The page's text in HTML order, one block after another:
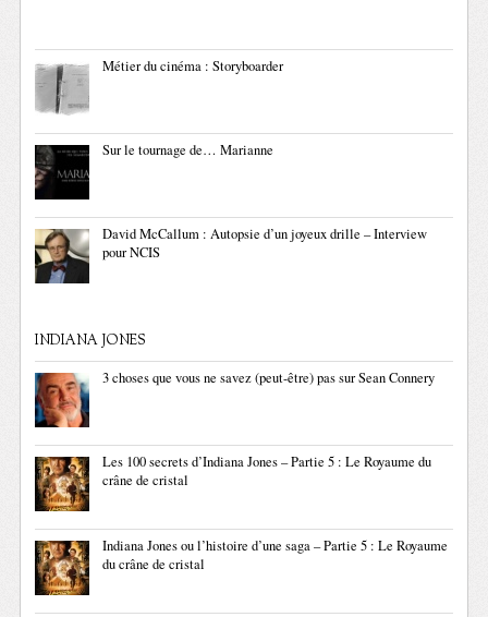
Métier du cinéma : Storyboarder
Sur le tournage de… Marianne
David McCallum : Autopsie d’un joyeux drille – Interview
pour NCIS
INDIANA JONES
3 choses que vous ne savez (peut-être) pas sur Sean Connery
Les 100 secrets d’Indiana Jones – Partie 5 : Le Royaume du
crâne de cristal
Indiana Jones ou l’histoire d’une saga – Partie 5 : Le Royaume
du crâne de cristal